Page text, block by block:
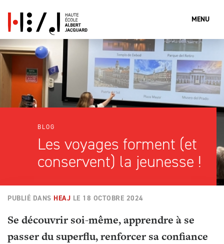
MENU
Que cherches-tu?
Rechercher
BLOG
Les voyages forment (et
conservent) la jeunesse !
PUBLIÉ DANS HEAJ LE 18 OCTOBRE 2024
Se découvrir soi-même, apprendre à se
passer du superflu, renforcer sa confiance